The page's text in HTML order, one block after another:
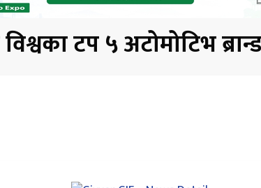
टप ५ अटोमोटिभ